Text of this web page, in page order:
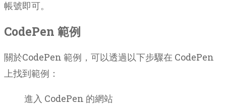
帳號即可。
CodePen 範例
關於CodePen 範例，可以透過以下步驟在 CodePen
上找到範例：
進入 CodePen 的網站